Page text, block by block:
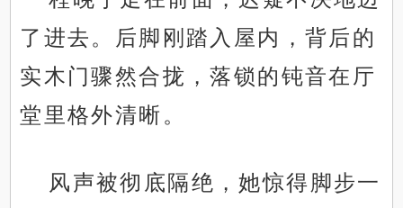
了进去。后脚刚踏入屋内，背后的
实木门骤然合拢，落锁的钝音在厅
堂里格外清晰。
风声被彻底隔绝，她惊得脚步一